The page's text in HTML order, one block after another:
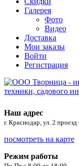
Галерея
Фото
Видео
Доставка
Мои заказы
Войти
Регистрация
Наш адрес
г. Краснодар, ул. 2
посмотреть на карте
Режим работы